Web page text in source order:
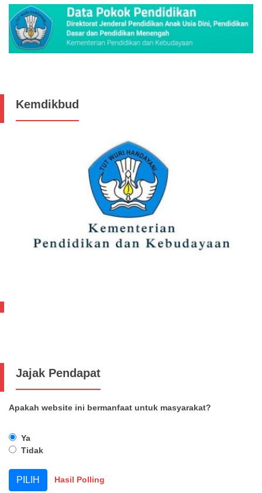
Kemdikbud
Jajak Pendapat
Apakah website ini bermanfaat untuk masyarakat?
Ya
Tidak
Hasil Polling